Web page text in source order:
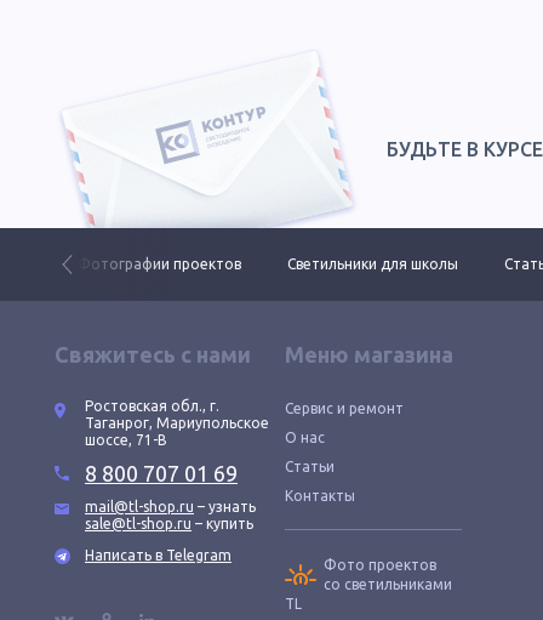
БУДЬТЕ В
Фотографии проектов Светильники для школы
Свяжитесь с нами
Ростовская обл., г.
Таганрог, Мариупольское
шоссе, 71-В
8 800 707 01 69
mail@tl-shop.ru – узнать
sale@tl-shop.ru – купить
Написать в Telegram
Меню магазина
Сервис и ремонт
О нас
Статьи
Контакты
Фото проектов
со светильниками
TL